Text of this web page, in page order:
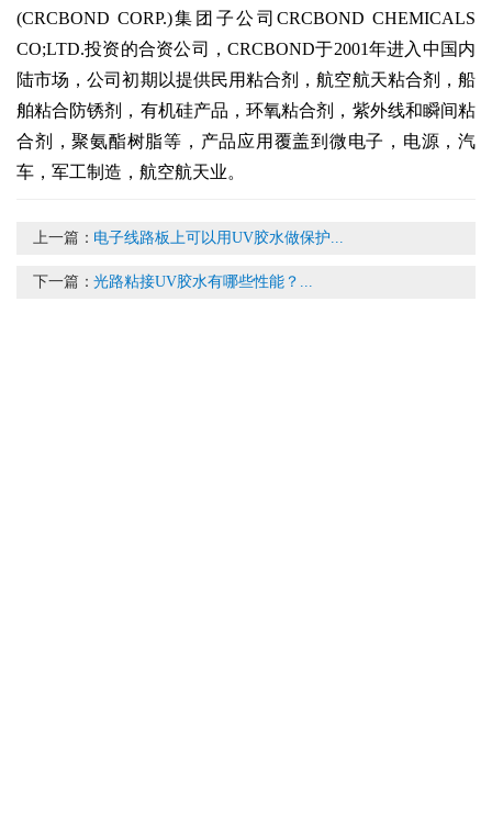
(CRCBOND CORP.)集团子公司CRCBOND CHEMICALS
CO;LTD.投资的合资公司，CRCBOND于2001年进入中国内
陆市场，公司初期以提供民用粘合剂，航空航天粘合剂，船
舶粘合防锈剂，有机硅产品，环氧粘合剂，紫外线和瞬间粘
合剂，聚氨酯树脂等，产品应用覆盖到微电子，电源，汽
车，军工制造，航空航天业。
上一篇： 电子线路板上可以用UV胶水做保护...
下一篇：光路粘接UV胶水有哪些性能？...